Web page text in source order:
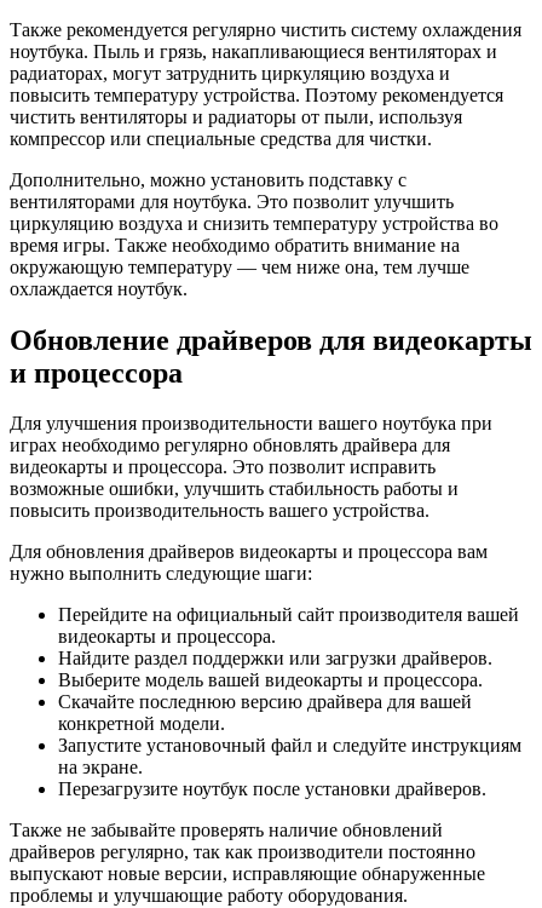
Также рекомендуется регулярно чистить систему охлаждения
ноутбука. Пыль и грязь, накапливающиеся вентиляторах и
радиаторах, могут затруднить циркуляцию воздуха и
повысить температуру устройства. Поэтому рекомендуется
чистить вентиляторы и радиаторы от пыли, используя
компрессор или специальные средства для чистки.
Дополнительно, можно установить подставку с
вентиляторами для ноутбука. Это позволит улучшить
циркуляцию воздуха и снизить температуру устройства во
время игры. Также необходимо обратить внимание на
окружающую температуру — чем ниже она, тем лучше
охлаждается ноутбук.
Обновление драйверов для видеокарты
и процессора
Для улучшения производительности вашего ноутбука при
играх необходимо регулярно обновлять драйвера для
видеокарты и процессора. Это позволит исправить
возможные ошибки, улучшить стабильность работы и
повысить производительность вашего устройства.
Для обновления драйверов видеокарты и процессора вам
нужно выполнить следующие шаги:
Перейдите на официальный сайт производителя вашей
видеокарты и процессора.
Найдите раздел поддержки или загрузки драйверов.
Выберите модель вашей видеокарты и процессора.
Скачайте последнюю версию драйвера для вашей
конкретной модели.
Запустите установочный файл и следуйте инструкциям
на экране.
Перезагрузите ноутбук после установки драйверов.
Также не забывайте проверять наличие обновлений
драйверов регулярно, так как производители постоянно
выпускают новые версии, исправляющие обнаруженные
проблемы и улучшающие работу оборудования.